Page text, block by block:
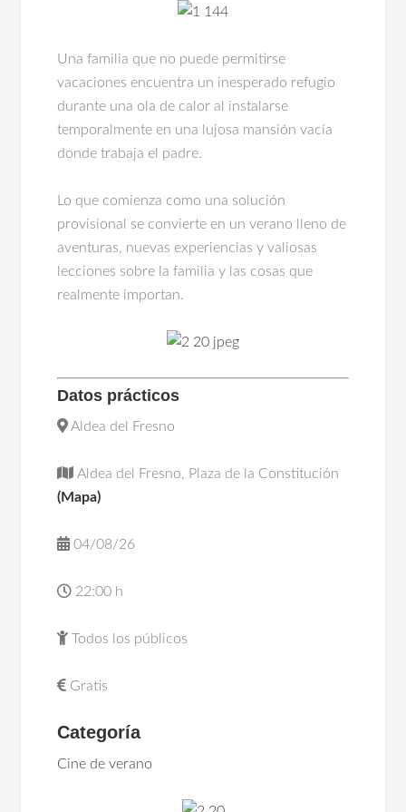
Una familia que no puede permitirse
vacaciones encuentra un inesperado refugio
durante una ola de calor al instalarse
temporalmente en una lujosa mansión vacía
donde trabaja el padre.
Lo que comienza como una solución
provisional se convierte en un verano lleno de
aventuras, nuevas experiencias y valiosas
lecciones sobre la familia y las cosas que
realmente importan.
Datos prácticos
Aldea del Fresno
Aldea del Fresno, Plaza de la Constitución
(Mapa)
04/08/26
22:00 h
Todos los públicos
Gratis
Categoría
Cine de verano